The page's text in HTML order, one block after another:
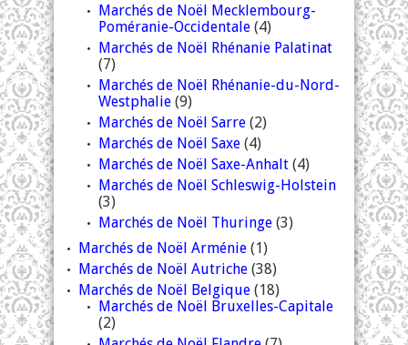
Marchés de Noël Mecklembourg-
Poméranie-Occidentale (4)
Marchés de Noël Rhénanie Palatinat
(7)
Marchés de Noël Rhénanie-du-Nord-
Westphalie (9)
Marchés de Noël Sarre (2)
Marchés de Noël Saxe (4)
Marchés de Noël Saxe-Anhalt (4)
Marchés de Noël Schleswig-Holstein
(3)
Marchés de Noël Thuringe (3)
Marchés de Noël Arménie (1)
Marchés de Noël Autriche (38)
Marchés de Noël Belgique (18)
Marchés de Noël Bruxelles-Capitale
(2)